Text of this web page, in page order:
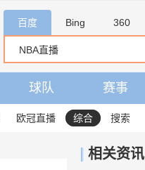
百度 Bing 360
球队 赛事
欧冠直播 综合 搜索
相关资讯